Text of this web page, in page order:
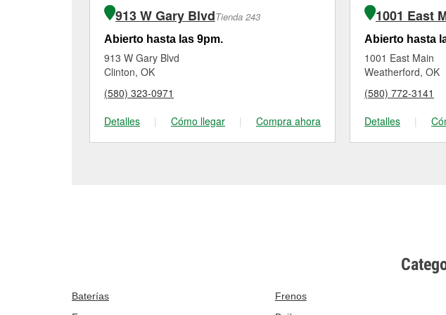
913 W Gary BlvdTienda 243
Abierto hasta las 9pm.
913 W Gary Blvd
Clinton, OK
(580) 323-0971
Detalles
| Cómo llegar | Compra ahora
1001 East
Abierto hasta
1001 East Main
Weatherford, OK
(580) 772-3141
Detalles
|
Baterías Frenos